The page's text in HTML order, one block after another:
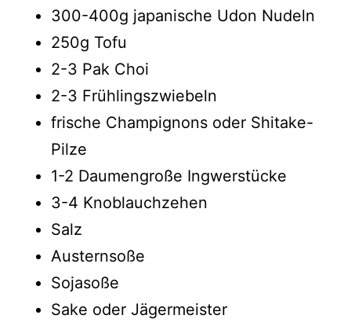
300-400g japanische Udon Nudeln
250g Tofu
2-3 Pak Choi
2-3 Frühlingszwiebeln
frische Champignons oder Shitake-
Pilze
1-2 Daumengroße Ingwerstücke
3-4 Knoblauchzehen
Salz
Austernsoße
Sojasoße
Sake oder Jägermeister